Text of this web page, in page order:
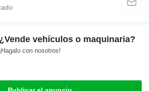
¿Vende vehículos o maquinaria?
¡Hagalo con nosotros!